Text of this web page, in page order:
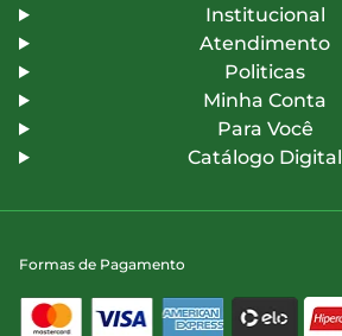
Institucional
Atendimento
Politicas
Minha Conta
Para Você
Catálogo Digital
Formas de Pagamento